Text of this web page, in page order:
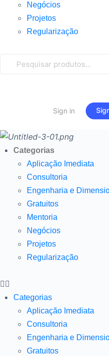
Negócios
Projetos
Regularização
Pesquisar
Sign in
Categorias
Aplicação Imediata
Consultoria
Engenharia e
Gratuitos
Mentoria
Negócios
Projetos
Regularização
Categorias
Aplicação Imediata
Consultoria
Engenharia e
Gratuitos